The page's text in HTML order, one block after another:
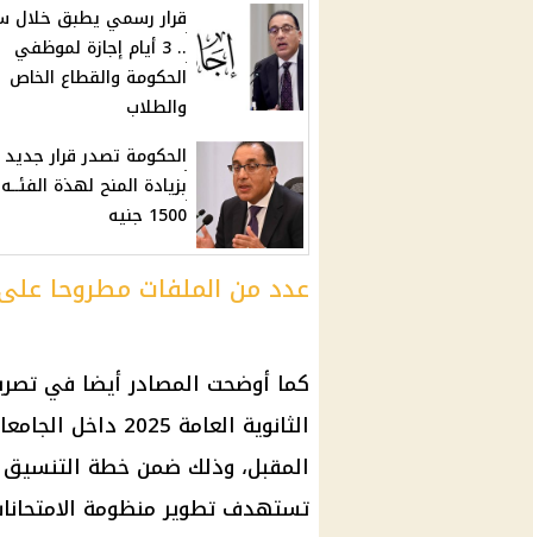
قرار رسمي يطبق خلال
.. 3 أيام إجازة لموظفي
الحكومة والقطاع الخاص
والطلاب
الحكومة تصدر قرار جديد
بزيادة المنح لهذة
1500 جنيه
عدد من الملفات مطروحا
كما أوضحت المصادر أيضا في
الثانوية
المقبل، وذلك ضمن خطة التنسيق
تستهدف تطوير منظومة